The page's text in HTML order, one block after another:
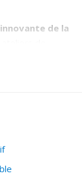
de la
théorie C-K en
ville du futur
places et